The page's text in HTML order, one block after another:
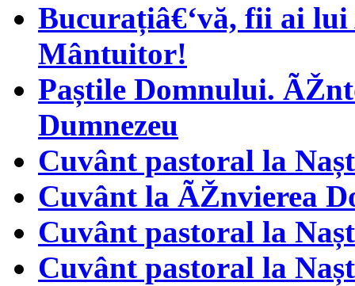
Bucurațiâ€‘vă, fii ai lui
Mântuitor!
Paștile Domnului.
Dumnezeu
Cuvânt pastoral la
Cuvânt la ÃŽnvierea
Cuvânt pastoral la
Cuvânt pastoral la